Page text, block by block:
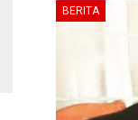
BERITA